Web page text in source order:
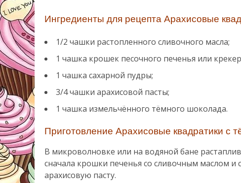
Ингредиенты для рецепта Арахисовые
1/2 чашки растопленного сливочного масла;
1 чашка крошек песочного печенья или
1 чашка сахарной пудры;
3/4 чашки арахисовой пасты;
1 чашка измельчённого тёмного шоколада.
Приготовление Арахисовые квадратики с
В микроволновке или на водяной бане
сначала крошки печенья со сливочным маслом и
арахисовую пасту.